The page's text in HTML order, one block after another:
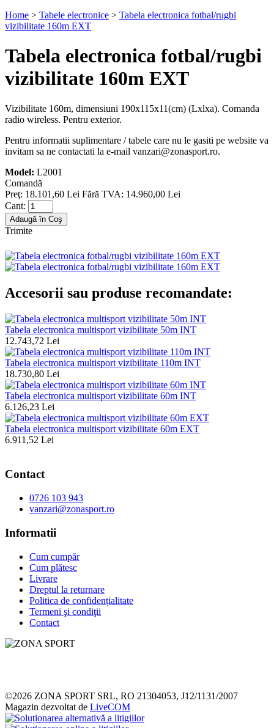
Home > Tabele electronice > Tabela electronica fotbal/rugbi
vizibilitate 160m EXT
Tabela electronica fotbal/rugbi
vizibilitate 160m EXT
Vizibilitate 160m, dimensiuni 190x115x11(cm) (Lxlxa). Comanda
radio wireless. Pentru exterior.
Pentru informatii suplimentare / tabele care nu le gasiti pe website va
invitam sa ne contactati la e-mail vanzari@zonasport.ro.
Model: L2001
Comandă
Preţ: 18.101,60 Lei Fără TVA: 14.960,00 Lei
Cant:
Trimite
Accesorii sau produse recomandate:
Tabela electronica multisport vizibilitate 50m INT
12.743,72 Lei
Tabela electronica multisport vizibilitate 110m INT
18.730,80 Lei
Tabela electronica multisport vizibilitate 60m INT
6.126,23 Lei
Tabela electronica multisport vizibilitate 60m EXT
6.911,52 Lei
Contact
0726 103 943
vanzari@zonasport.ro
Informatii
Cum cumpăr
Cum plătesc
Livrare
Dreptul la returnare
Politica de confidențialitate
Termeni şi condiţii
Contact
©2026 ZONA SPORT SRL, RO 21304053, J12/1131/2007
Magazin dezvoltat de LiveCOM